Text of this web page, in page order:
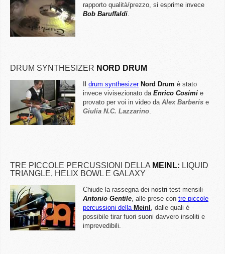
rapporto qualità/prezzo, si esprime invece
Bob Baruffaldi.
DRUM SYNTHESIZER NORD DRUM
drum synthesizer Nord Drum è stato
invece vivisezionato da Enrico Cosimi e
provato per voi in video da Alex Barberis e
Giulia N.C. Lazzarino.
TRE PICCOLE PERCUSSIONI DELLA MEINL: LIQUID
TRIANGLE, HELIX BOWL E GALAXY
Chiude la rassegna dei nostri test mensili
Antonio Gentile, alle prese con tre piccole
percussioni della Meinl , dalle quali è
possibile tirar fuori suoni davvero insoliti e
imprevedibili.